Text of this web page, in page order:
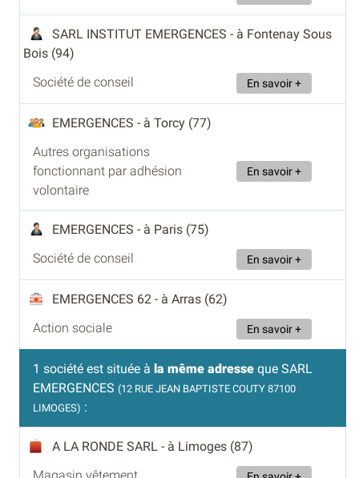
SARL INSTITUT EMERGENCES - à Fontenay Sous
Bois (94)
Société de conseil
En savoir +
EMERGENCES - à Torcy (77)
Autres organisations
fonctionnant par adhésion
volontaire
En savoir +
EMERGENCES - à Paris (75)
Société de conseil
En savoir +
EMERGENCES 62 - à Arras (62)
Action sociale
En savoir +
1 société est située à la même adresse que SARL
EMERGENCES (12 RUE JEAN BAPTISTE COUTY 87100
LIMOGES) :
A LA RONDE SARL - à Limoges (87)